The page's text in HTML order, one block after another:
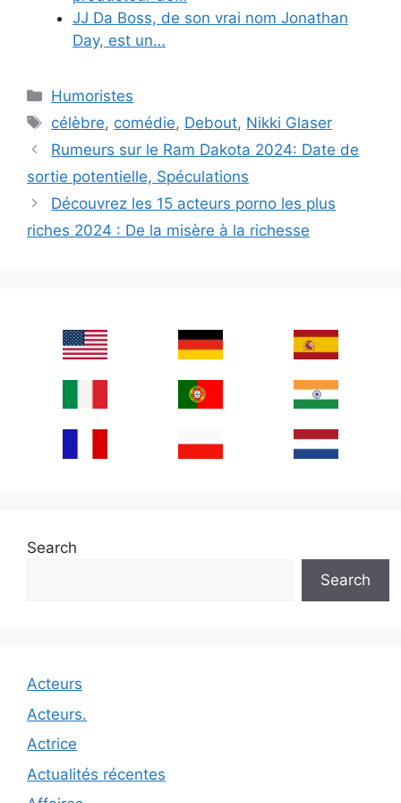
JJ Da Boss, de son vrai nom Jonathan
Day, est un…
Categories
Humoristes
Tags
célèbre, comédie, Debout, Nikki Glaser
Rumeurs sur le Ram Dakota 2024: Date de
sortie potentielle, Spéculations
Découvrez les 15 acteurs porno les plus
riches 2024 : De la misère à la richesse
Search
Search
Acteurs
Acteurs.
Actrice
Actualités récentes